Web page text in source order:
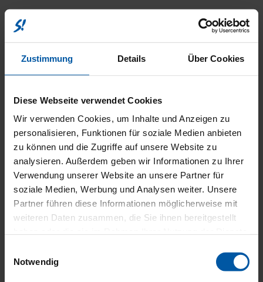
Zustimmung Details Über Cookies
Diese Webseite verwendet Cookies
Wir verwenden Cookies, um Inhalte und Anzeigen zu
personalisieren, Funktionen für soziale Medien anbieten
zu können und die Zugriffe auf unsere Website zu
analysieren. Außerdem geben wir Informationen zu Ihrer
Verwendung unserer Website an unsere Partner für
soziale Medien, Werbung und Analysen weiter. Unsere
Partner führen diese Informationen möglicherweise mit
weiteren Daten zusammen, die Sie ihnen bereitgestellt
Notwendig
RÄDER
UND
Dif­fe­ren­ti­al­sper­re